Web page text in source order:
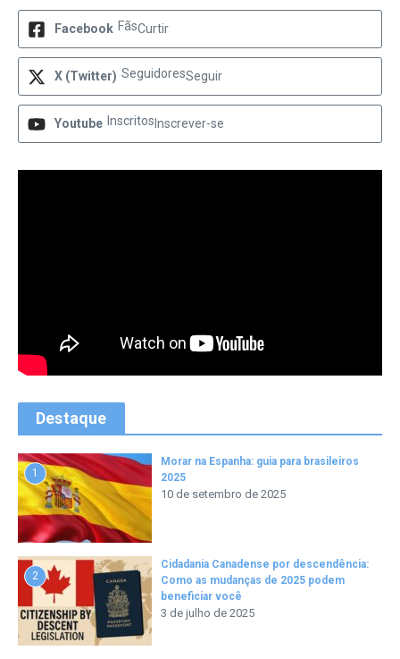
Facebook FãsCurtir
X (Twitter) SeguidoresSeguir
Youtube Inscritos Inscrever-se
Destaque
1
Morar na Espanha: guia para brasileiros
2025
10 de setembro de 2025
2
Cidadania Canadense por descendência:
Como as mudanças de 2025 podem
beneficiar você
3 de julho de 2025